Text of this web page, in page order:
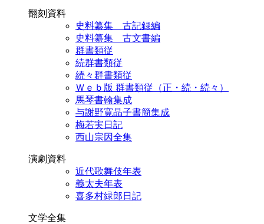
翻刻資料
史料纂集 古記録編
史料纂集 古文書編
群書類従
続群書類従
続々群書類従
Ｗｅｂ版 群書類従（正・続・続々）
馬琴書翰集成
与謝野寛晶子書簡集成
梅若実日記
西山宗因全集
演劇資料
近代歌舞伎年表
義太夫年表
喜多村緑郎日記
文学全集